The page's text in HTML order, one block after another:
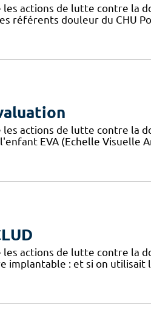
les actions de lutte contre la
référents douleur du CHU
les actions de lutte contre la
EVA (Echelle Visuelle
les actions de lutte contre la
implantable : et si on